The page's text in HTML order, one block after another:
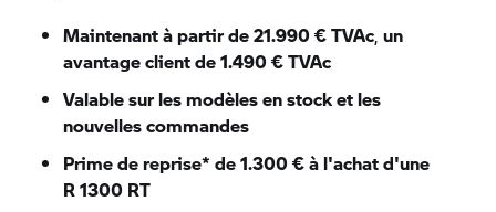
Maintenant à partir de 21.990 € TVAc,un
avantage client de 1.490 € TVAc
Valable sur les modèles en stock et les
nouvelles commandes
Prime de reprise* de 1.300 € à l'achat d'une
R 1300 RT